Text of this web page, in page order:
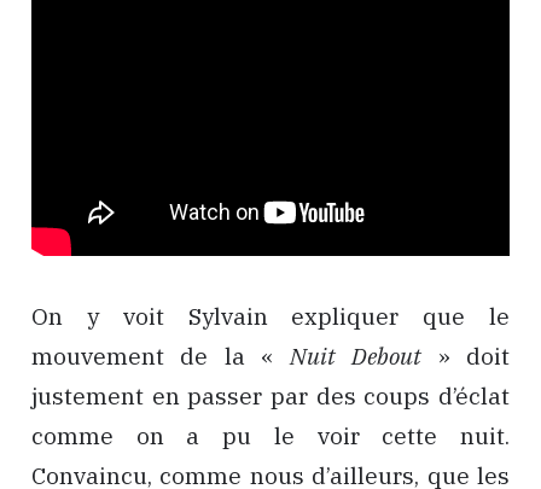
On y voit Sylvain expliquer que le
mouvement de la «Nuit Debout » doit
justement en passer par des coups d’éclat
comme on a pu le voir cette nuit.
Convaincu, comme nous d’ailleurs, que les